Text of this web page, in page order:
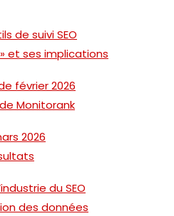
de suivi SEO
et ses implications
février 2026
Monitorank
2026
du SEO
des données